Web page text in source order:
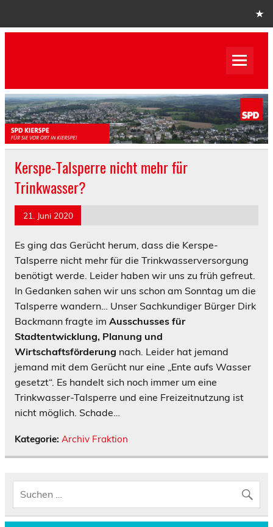
Kerspe-Talsperre nicht mehr für
Trinkwasser?
21. Juni 2020
Es ging das Gerücht herum, dass die Kerspe-
Talsperre nicht mehr für die Trinkwasserversorgung
benötigt werde. Leider haben wir uns zu früh gefreut.
In Gedanken sahen wir uns schon am Sonntag um die
Talsperre wandern… Unser Sachkundiger Bürger Dirk
Backmann fragte im Ausschusses für
Stadtentwicklung, Planung und
Wirtschaftsförderung nach. Leider hat jemand
jemand mit dem Gerücht nur eine „Ente aufs Wasser
gesetzt“. Es handelt sich noch immer um eine
Trinkwasser-Talsperre und eine Freizeitnutzung ist
nicht möglich. Schade…
Kategorie: Archiv Fraktion